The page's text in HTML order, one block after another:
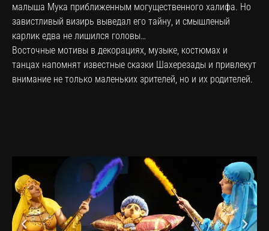
малыша Мука приближенным могущественного халифа. Но
завистливый визирь выведал его тайну, и смышленый
карлик едва не лишился головы…
Восточные мотивы в декорациях, музыке, костюмах и
танцах напомнят известные сказки Шахерезады и привлекут
внимание не только маленьких зрителей, но и их родителей.